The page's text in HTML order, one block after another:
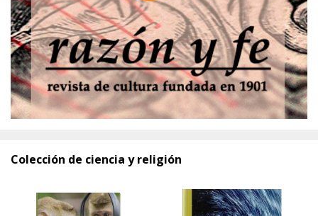
Colección de ciencia y religión